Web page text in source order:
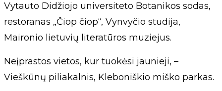
Vytauto Didžiojo universiteto Botanikos sodas,
restoranas „Čiop čiop“, Vynvyčio studija,
Maironio lietuvių literatūros muziejus.
Neįprastos vietos, kur tuokėsi jaunieji, –
Vieškūnų piliakalnis, Kleboniškio miško parkas.